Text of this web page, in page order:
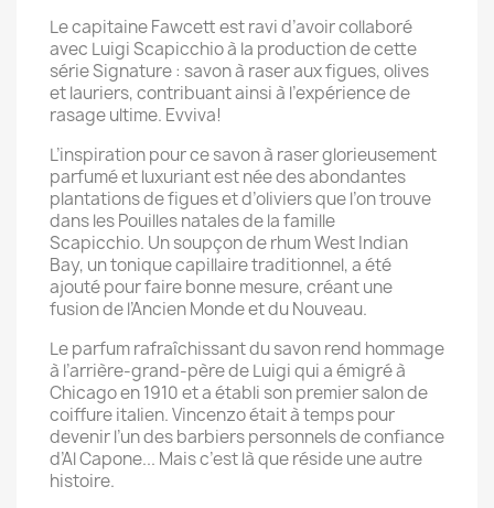
Le capitaine Fawcett est ravi d’avoir collaboré
avec Luigi Scapicchio à la production de cette
série Signature : savon à raser aux figues, olives
et lauriers, contribuant ainsi à l’expérience de
rasage ultime. Evviva!
L’inspiration pour ce savon à raser glorieusement
parfumé et luxuriant est née des abondantes
plantations de figues et d’oliviers que l’on trouve
dans les Pouilles natales de la famille
Scapicchio. Un soupçon de rhum West Indian
Bay, un tonique capillaire traditionnel, a été
ajouté pour faire bonne mesure, créant une
fusion de l’Ancien Monde et du Nouveau.
Le parfum rafraîchissant du savon rend hommage
à l’arrière-grand-père de Luigi qui a émigré à
Chicago en 1910 et a établi son premier salon de
coiffure italien. Vincenzo était à temps pour
devenir l’un des barbiers personnels de confiance
d’Al Capone... Mais c’est là que réside une autre
histoire.